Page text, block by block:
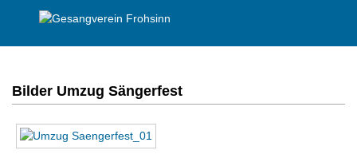
Bilder Umzug Sängerfest